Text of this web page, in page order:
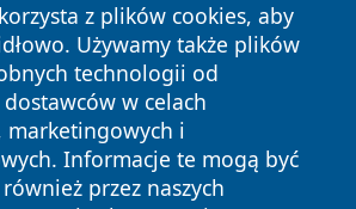
z plików cookies, aby
Używamy także plików
technologii od
w celach
marketingowych i
Informacje te mogą być
przez naszych
Wszystkie prawa